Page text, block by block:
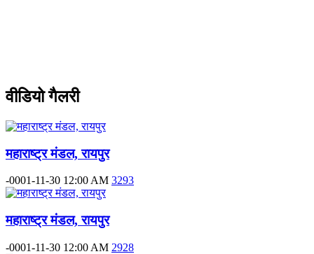
वीडियो गैलरी
महाराष्ट्र मंडल, रायपुर
-0001-11-30 12:00 AM 3293
महाराष्ट्र मंडल, रायपुर
-0001-11-30 12:00 AM 2928